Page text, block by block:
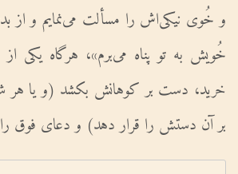
و خُوى نیکى‌اش را مسألت مى‌نمایم و
خُویش به تو پناه می‌برم»، هرگاه یکى
خرید، دست بر کوهانش بکشد (و یا هر
بر آن دستش را قرار دهد) و دعاى فوق را